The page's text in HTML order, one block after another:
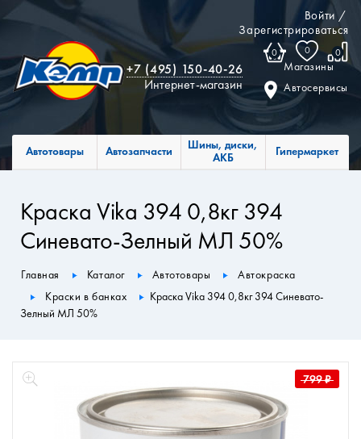
Войти /
Зарегистрироваться
0 0 0
Магазины
Автосервисы
+7 (495) 150-40-26
Интернет-магазин
Автотовары Автозапчасти
Шины, диски,
АКБ
Гипермаркет
Краска Vika 394 0,8кг 394
Синевато-Зелный МЛ 50%
Главная Каталог Автотовары
Автокраска
Краски в банках
Краска Vika 394 0,8кг 394 Синевато-
Зелный МЛ 50%
799₽